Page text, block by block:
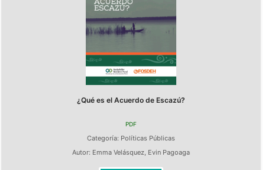
¿Qué es el Acuerdo de Escazú?
PDF
Categoría: Políticas Públicas
Autor: Emma Velásquez, Evin Pagoaga